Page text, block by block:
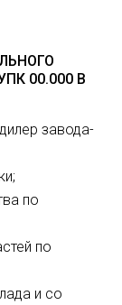
00.000 В
завода-
по
по
и со